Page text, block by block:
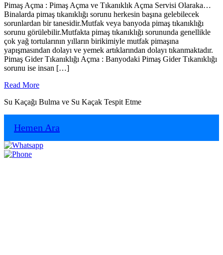
Pimaş Açma : Pimaş Açma ve Tıkanıklık Açma Servisi Olaraka…
Binalarda pimaş tıkanıklığı sorunu herkesin başına gelebilecek
sorunlardan bir tanesidir.Mutfak veya banyoda pimaş tıkanıklığı
sorunu görülebilir.Mutfakta pimaş tıkanıklığı sorununda genellikle
çok yağ tortularının yılların birikimiyle mutfak pimaşına
yapışmasından dolayı ve yemek artıklarından dolayı tıkanmaktadır.
Pimaş Gider Tıkanıklığı Açma : Banyodaki Pimaş Gider Tıkanıklığı
sorunu ise insan […]
Read MoreRead
Su Kaçağı Bulma ve Su Kaçak Tespit Etme
Hemen Ara